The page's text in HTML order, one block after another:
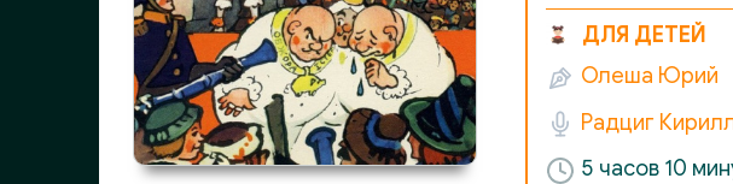
ДЛЯ ДЕТЕЙ
Олеша Юрий
Радциг
5 часов 10